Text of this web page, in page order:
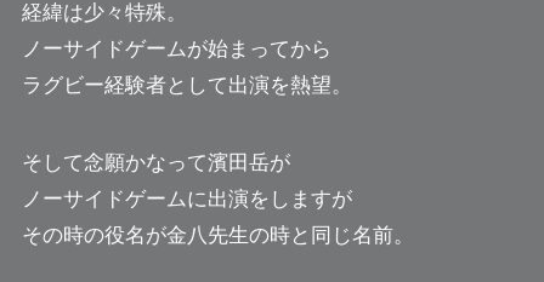
経緯は少々特殊。
ノーサイドゲームが始まってから
ラグビー経験者として出演を熱望。
そして念願かなって濱田岳が
ノーサイドゲームに出演をしますが
その時の役名が金八先生の時と同じ名前。